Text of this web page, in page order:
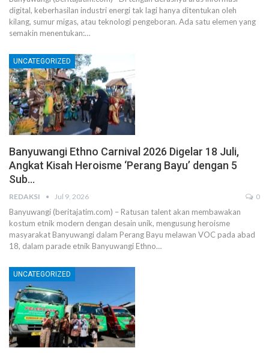
digital, keberhasilan industri energi tak lagi hanya ditentukan oleh
kilang, sumur migas, atau teknologi pengeboran. Ada satu elemen yang
semakin menentukan:…
UNCATEGORIZED
Banyuwangi Ethno Carnival 2026 Digelar 18 Juli,
Angkat Kisah Heroisme ‘Perang Bayu’ dengan 5
Sub…
REDAKSI Jul 9, 2026 0
Banyuwangi (beritajatim.com) – Ratusan talent akan membawakan
kostum etnik modern dengan desain unik, mengusung heroisme
masyarakat Banyuwangi dalam Perang Bayu melawan VOC pada abad
18, dalam parade etnik Banyuwangi Ethno…
UNCATEGORIZED